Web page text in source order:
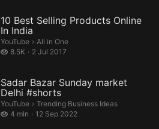
10 Best Selling Products Online
In India​
YouTube › All in One.
All in One
8.5K
8.5 thousand views
2 Jul 2017
Sadar Bazar Sunday market
Delhi #shorts
YouTube › Trending Business Ideas.
Trending Business Ideas
4 mln
4 million views12 Sep 2022